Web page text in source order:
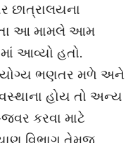
છાત્રાલયના
આ મામલે આમ
આવ્યો હતો.
યોગ્ય ભણતર મળે અને
હોય તો અન્ય
કરવા માટે
વિભાગ તેમજ